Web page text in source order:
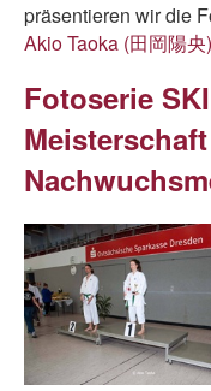
präsentieren wir die
Akio Taoka (田岡陽央)
Fotoserie